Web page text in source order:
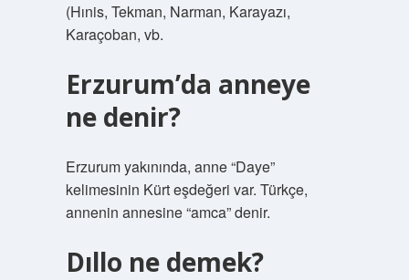
(Hınis, Tekman, Narman, Karayazı,
Karaçoban, vb.
Erzurum’da anneye
ne denir?
Erzurum yakınında, anne “Daye”
kelimesinin Kürt eşdeğeri var. Türkçe,
annenin annesine “amca” denir.
Dıllo ne demek?